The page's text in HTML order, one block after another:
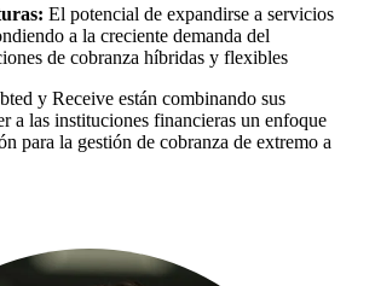
El potencial de expandirse a servicios
a la creciente demanda del
de cobranza híbridas y flexibles
y Receive están combinando sus
a las instituciones financieras un enfoque
para la gestión de cobranza de extremo a